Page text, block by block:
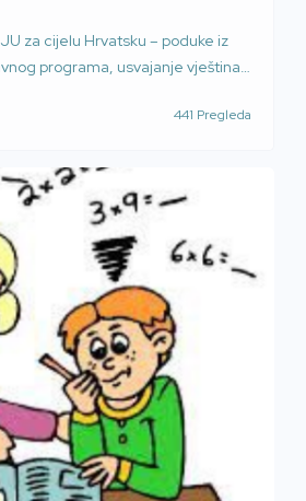
za cijelu Hrvatsku – poduke iz
programa, usvajanje vještina i
uživo u realnom vremenu
nastavnog programa (razni
ili online putem SKYPEA, VIBERA,
441 Pregleda